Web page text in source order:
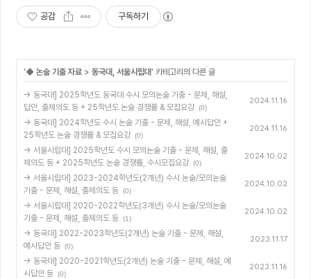
공감 구독하기
'◆ 논술 기출 자료 > 동국대, 서울시립대' 카테고리의 다른 글
→ 동국대] 2025학년도 동국대 수시 모의논술 기출 - 문제, 해설,
답안, 출제의도 등 + 25학년도 논술 경쟁률 & 모집요강 (0)
2024.11.16
→ 동국대] 2024학년도 수시 논술 기출 - 문제, 해설, 예시답안 +
25학년도 논술 경쟁률 & 모집요강 (0)
2024.11.16
→ 서울시립대] 2025학년도 수시 모의논술 기출 - 문제, 해설, 출
제의도 등 + 2025학년도 논술 경쟁률, 수시모집요강 (0)
2024.10.02
→ 서울시립대] 2023-2024학년도(2개년) 수시 논술/모의논술
기출 - 문제, 해설, 출제의도 등 (0)
2024.10.02
→ 서울시립대] 2020-2022학년도(3개년) 수시 논술/모의논술
기출 - 문제, 해설, 출제의도 등 (1)
2024.10.02
→ 동국대] 2022-2023학년도(2개년) 논술 기출 - 문제, 해설,
예시답안 등 (0)
2023.11.17
→ 동국대] 2020-2021학년도(2개년) 논술 기출 - 문제, 해설, 예
시답안 등 (0)
2023.11.16